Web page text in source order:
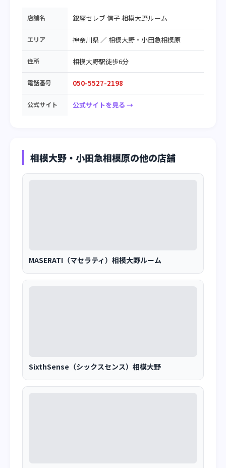
店舗名 銀座セレブ 信子 相模大野ルーム
エリア 神奈川県 ／相模大野・小田急相模原
住所 相模大野駅徒歩6分
電話番号 050-5527-2198
公式サイト 公式サイトを見る →
相模大野・小田急相模原の他の店舗
MASERATI（マセラティ）相模大野ルーム
SixthSense（シックスセンス）相模大野